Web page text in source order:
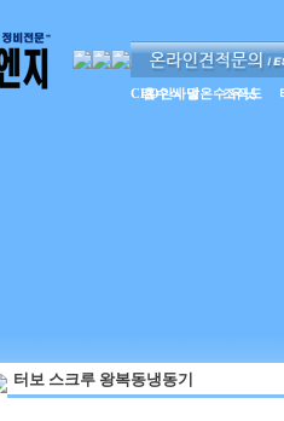
CEO인사말 조직도
흡수식 냉온수 유닛
터보 스크루 왕복동냉동기